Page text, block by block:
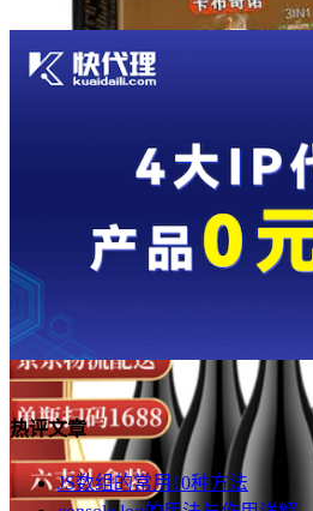
热评文章
JS数组的常用10种方法